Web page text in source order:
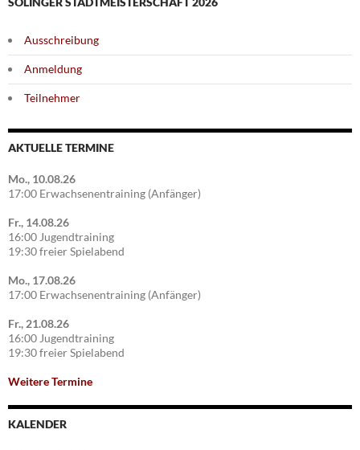
Ausschreibung
Anmeldung
Teilnehmer
AKTUELLE TERMINE
Mo., 10.08.26
17:00 Erwachsenentraining (Anfänger)
Fr., 14.08.26
16:00 Jugendtraining
19:30 freier Spielabend
Mo., 17.08.26
17:00 Erwachsenentraining (Anfänger)
Fr., 21.08.26
16:00 Jugendtraining
19:30 freier Spielabend
Weitere Termine
KALENDER